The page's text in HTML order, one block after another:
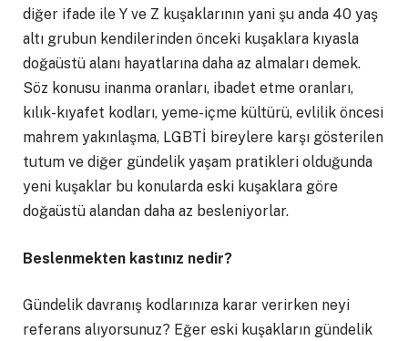
diğer ifade ile Y ve Z kuşaklarının yani şu anda 40 yaş
altı grubun kendilerinden önceki kuşaklara kıyasla
doğaüstü alanı hayatlarına daha az almaları demek.
Söz konusu inanma oranları, ibadet etme oranları,
kılık-kıyafet kodları, yeme-içme kültürü, evlilik öncesi
mahrem yakınlaşma, LGBTİ bireylere karşı gösterilen
tutum ve diğer gündelik yaşam pratikleri olduğunda
yeni kuşaklar bu konularda eski kuşaklara göre
doğaüstü alandan daha az besleniyorlar.
Beslenmekten kastınız nedir?
Gündelik davranış kodlarınıza karar verirken neyi
referans alıyorsunuz? Eğer eski kuşakların gündelik